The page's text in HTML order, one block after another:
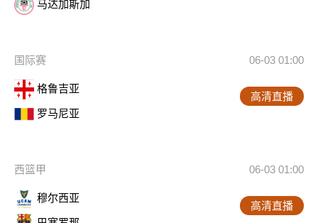
马达加斯加
国际赛 06-03 01:00
格鲁吉亚
罗马尼亚
高清直播
西篮甲 06-03 01:00
穆尔西亚
高清直播